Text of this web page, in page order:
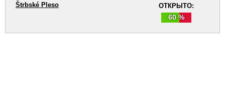
ОТКРЫТО:
60 %
Štrbské Pleso